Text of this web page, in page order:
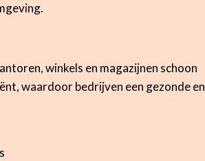
winkels en magazijnen schoon
waardoor bedrijven een gezonde en